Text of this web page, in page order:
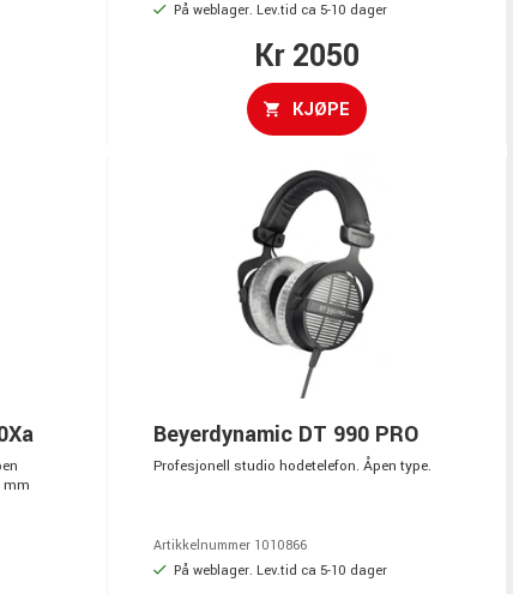
På weblager. Lev.tid ca 5-10 dager
Kr 2050
KJØPE
mm
Beyerdynamic DT 990 PRO
Profesjonell studio hodetelefon. Åpen type.
Artikkelnummer 1010866
På weblager. Lev.tid ca 5-10 dager